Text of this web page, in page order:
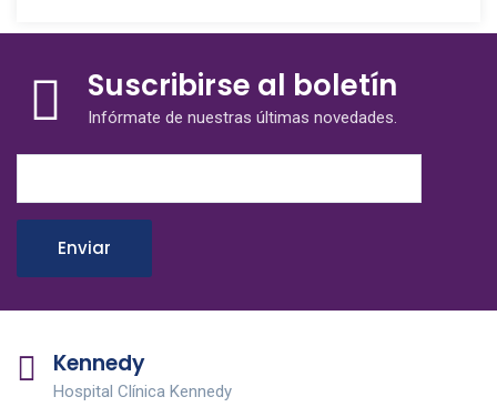
Suscribirse al boletín
Infórmate de nuestras últimas novedades.
Kennedy
Hospital Clínica Kennedy